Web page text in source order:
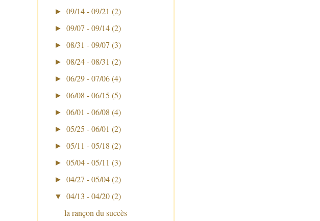
► 09/14 - 09/21 (2)
► 09/07 - 09/14 (2)
► 08/31 - 09/07 (3)
► 08/24 - 08/31 (2)
► 06/29 - 07/06 (4)
► 06/08 - 06/15 (5)
► 06/01 - 06/08 (4)
► 05/25 - 06/01 (2)
► 05/11 - 05/18 (2)
► 05/04 - 05/11 (3)
► 04/27 - 05/04 (2)
▼ 04/13 - 04/20 (2)
la rançon du succès